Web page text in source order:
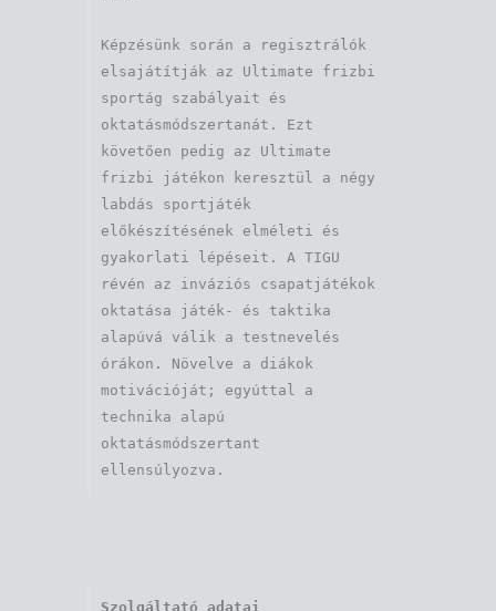
Képzésünk során a regisztrálók
elsajátítják az Ultimate frizbi
sportág szabályait és
oktatásmódszertanát. Ezt
követően pedig az Ultimate
frizbi játékon keresztül a négy
labdás sportjáték
előkészítésének elméleti és
gyakorlati lépéseit. A TIGU
révén az inváziós csapatjátékok
oktatása játék- és taktika
alapúvá válik a testnevelés
órákon. Növelve a diákok
motivációját; egyúttal a
technika alapú
oktatásmódszertant
ellensúlyozva.
Szolgáltató adatai